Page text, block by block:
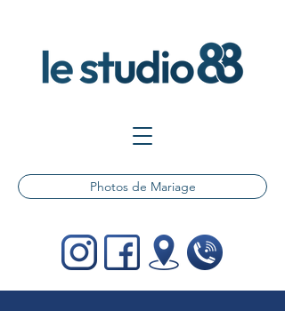
Photos de Mariage